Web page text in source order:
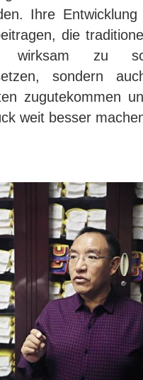
Ihre
die
wirksam zu
sondern
zugutekommen
weit besser